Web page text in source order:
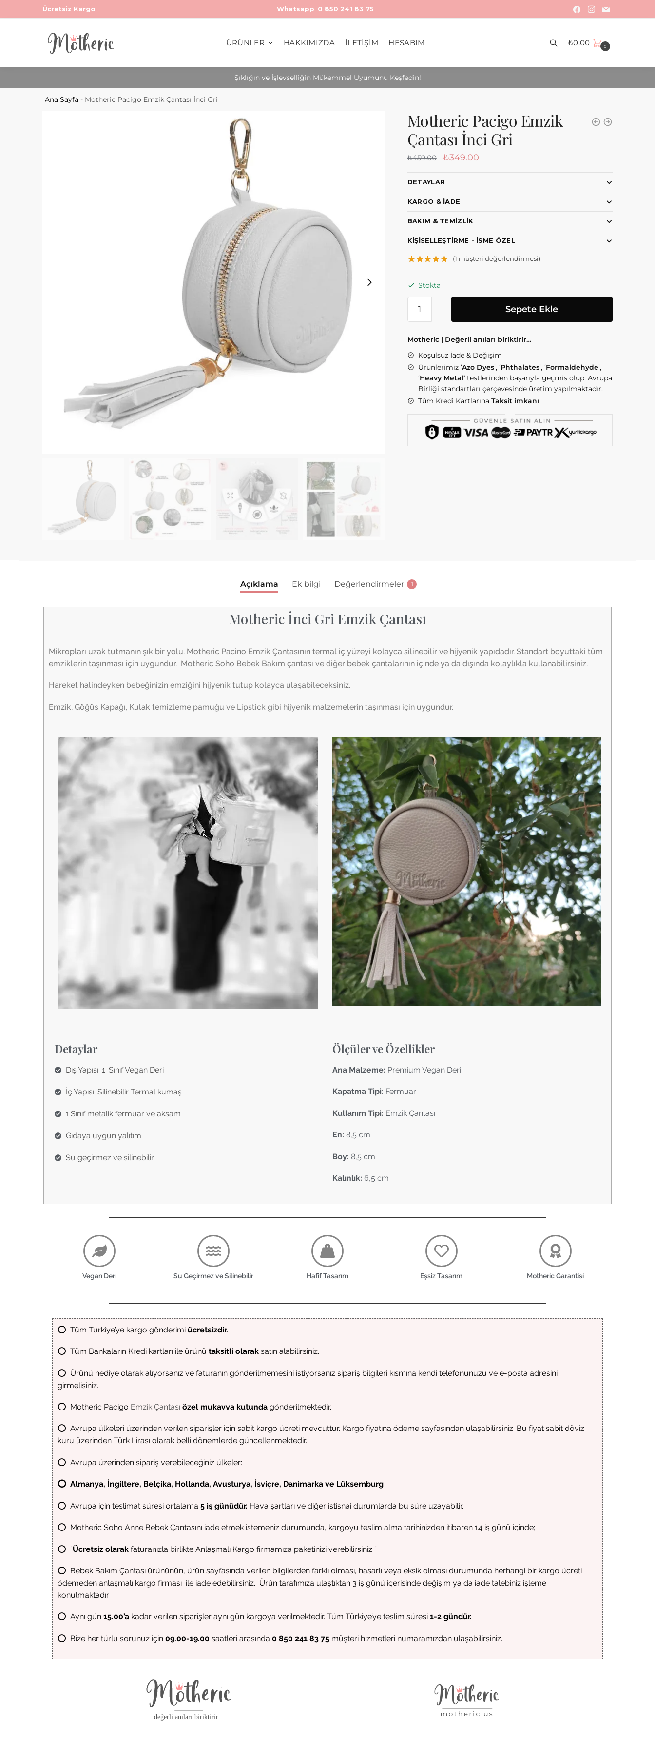
Ücretsiz Kargo Whatsapp: 0 850 241 83 75
ÜRÜNLER HAKKIMIZDA İLETİŞİM HESABIM ₺0.00 0
Şıklığın ve İşlevselliğin Mükemmel Uyumunu Keşfedin!
Ana Sayfa - Motheric Pacigo Emzik Çantası İnci Gri
Motheric Pacigo Emzik
Çantası İnci Gri
₺459.00 ₺349.00
DETAYLAR
KARGO & İADE
BAKIM & TEMIZLIK
KIŞISELLEŞTIRME - İSME ÖZEL
(1 müşteri değerlendirmesi)
Stokta
Sepete Ekle
Motheric | Değerli anıları biriktirir…
Koşulsuz İade & Değişim
Ürünlerimiz ‘Azo Dyes’, ‘Phthalates’, ‘Formaldehyde’,
‘Heavy Metal’testlerinden başarıyla geçmis olup, Avrupa
Birliği standartları çerçevesinde üretim yapılmaktadır.
Tüm Kredi Kartlarına Taksit imkanı
Açıklama Ek bilgi Değerlendirmeler 1
Motheric İnci Gri Emzik Çantası
Mikropları uzak tutmanın şık bir yolu. Motheric Pacino Emzik Çantasının termal iç yüzeyi kolayca silinebilir ve hijyenik yapıdadır. Standart boyuttaki tüm
emziklerin taşınması için uygundur. Motheric Soho Bebek Bakım çantası ve diğer bebek çantalarının içinde ya da dışında kolaylıkla kullanabilirsiniz.
Hareket halindeyken bebeğinizin emziğini hijyenik tutup kolayca ulaşabileceksiniz.
Emzik, Göğüs Kapağı, Kulak temizleme pamuğu ve Lipstick gibi hijyenik malzemelerin taşınması için uygundur.
Detaylar
Dış Yapısı: 1. Sınıf Vegan Deri
İç Yapısı: Silinebilir Termal kumaş
1.Sınıf metalik fermuar ve aksam
Gıdaya uygun yalıtım
Su geçirmez ve silinebilir
Ölçüler ve Özellikler
Ana Malzeme: Premium Vegan Deri
Kapatma Tipi: Fermuar
Kullanım Tipi: Emzik Çantası
En: 8,5 cm
Boy: 8,5 cm
Kalınlık: 6,5 cm
Vegan Deri Su Geçirmez ve Silinebilir Hafif Tasarım Eşsiz Tasarım Motheric Garantisi
⭕ Tüm Türkiye’ye kargo gönderimi ücretsizdir.
⭕ Tüm Bankaların Kredi kartları ile ürünü taksitli olarak satın alabilirsiniz.
⭕ Ürünü hediye olarak alıyorsanız ve faturanın gönderilmemesini istiyorsanız sipariş bilgileri kısmına kendi telefonunuzu ve e-posta adresini
girmelisiniz.
⭕ Motheric Pacigo Emzik Çantası özel mukavva kutunda gönderilmektedir.
⭕ Avrupa ülkeleri üzerinden verilen siparişler için sabit kargo ücreti mevcuttur. Kargo fiyatına ödeme sayfasından ulaşabilirsiniz. Bu fiyat sabit döviz
kuru üzerinden Türk Lirası olarak belli dönemlerde güncellenmektedir.
⭕ Avrupa üzerinden sipariş verebileceğiniz ülkeler:
⭕ Almanya, İngiltere, Belçika, Hollanda, Avusturya, İsviçre, Danimarka ve Lüksemburg
⭕ Avrupa için teslimat süresi ortalama 5 iş günüdür. Hava şartları ve diğer istisnai durumlarda bu süre uzayabilir.
⭕ Motheric Soho Anne Bebek Çantasını iade etmek istemeniz durumunda, kargoyu teslim alma tarihinizden itibaren 14 iş günü içinde;
⭕ ”Ücretsiz olarak faturanızla birlikte Anlaşmalı Kargo firmamıza paketinizi verebilirsiniz ”
⭕ Bebek Bakım Çantası ürününün, ürün sayfasında verilen bilgilerden farklı olması, hasarlı veya eksik olması durumunda herhangi bir kargo ücreti
ödemeden anlaşmalı kargo firması ile iade edebilirsiniz. Ürün tarafımıza ulaştıktan 3 iş günü içerisinde değişim ya da iade talebiniz işleme
konulmaktadır.
⭕ Aynı gün 15.00’a kadar verilen siparişler aynı gün kargoya verilmektedir. Tüm Türkiye’ye teslim süresi 1-2 gündür.
⭕ Bize her türlü sorunuz için 09.00-19.00 saatleri arasında 0 850 241 83 75 müşteri hizmetleri numaramızdan ulaşabilirsiniz.